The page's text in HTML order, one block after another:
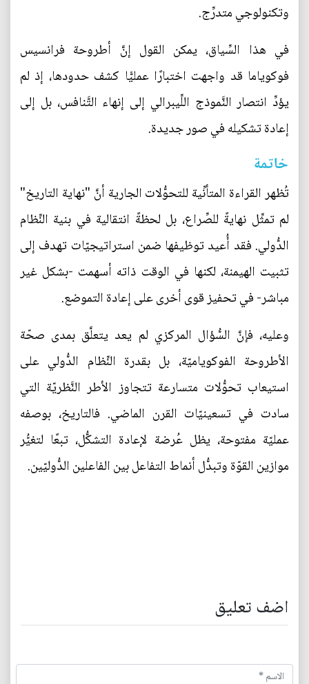
وتكنولوجي متدرِّج.
في هذا السِّياق، يمكن القول إنَّ أطروحة فرانسيس
فوكوياما قد واجهت اختبارًا عمليًّا كشف حدودها، إذ لم
يؤدِّ انتصار النَّموذج اللِّيبرالي إلى إنهاء التَّنافس، بل إلى
إعادة تشكيله في صور جديدة.
خاتمة
تُظهر القراءة المتأنِّية للتحوُّلات الجارية أنَّ "نهاية التاريخ"
لم تمثِّل نهايةً للصِّراع، بل لحظةً انتقالية في بنية النِّظام
الدُّولي. فقد أُعيد توظيفها ضمن استراتيجيّات تهدف إلى
تثبيت الهيمنة، لكنها في الوقت ذاته أسهمت -بشكل غير
مباشر- في تحفيز قوى أخرى على إعادة التموضع.
وعليه، فإنَّ السُّؤال المركزي لم يعد يتعلَّق بمدى صحّة
الأطروحة الفوكوياميّة، بل بقدرة النِّظام الدُّولي على
استيعاب تحوُّلات متسارعة تتجاوز الأطر النَّظريّة التي
سادت في تسعينيّات القرن الماضي. فالتاريخ، بوصفه
عمليّة مفتوحة، يظل عُرضة لإعادة التشكُّل، تبعًا لتغيُّر
موازين القوّة وتبدُّل أنماط التفاعل بين الفاعلين الدُّوليّين.
اضف تعليق